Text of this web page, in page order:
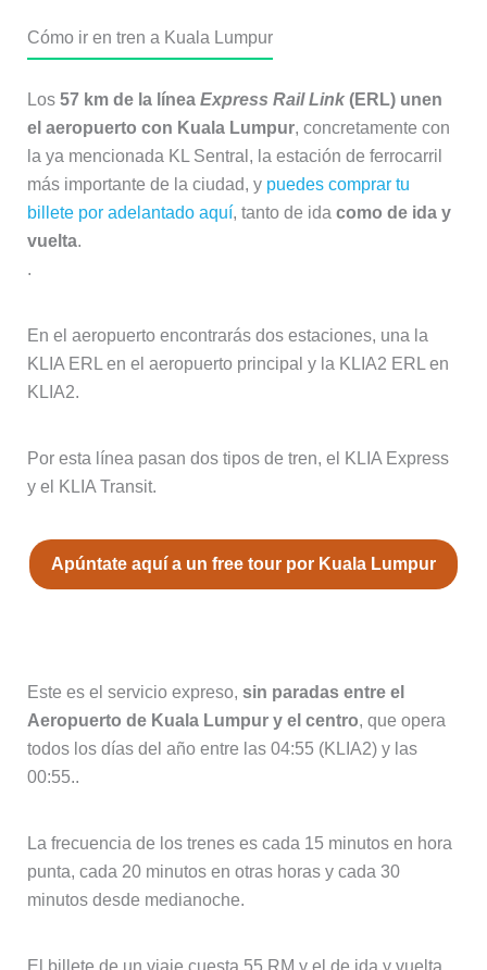
Cómo ir en tren a Kuala Lumpur
Los57 km de la líneaExpress Rail Link(ERL) unen
el aeropuerto con Kuala Lumpur, concretamente con
la ya mencionada KL Sentral, la estación de ferrocarril
más importante de la ciudad, y puedes comprar tu
billete por adelantado aquí, tanto de ida como de ida y
vuelta.
.
En el aeropuerto encontrarás dos estaciones, una la
KLIA ERL en el aeropuerto principal y la KLIA2 ERL en
KLIA2.
Por esta línea pasan dos tipos de tren, el KLIA Express
y el KLIA Transit.
Apúntate aquí a un free tour por Kuala Lumpur
Este es el servicio expreso, sin paradas entre el
Aeropuerto de Kuala Lumpur y el centro, que opera
todos los días del año entre las 04:55 (KLIA2) y las
00:55..
La frecuencia de los trenes es cada 15 minutos en hora
punta, cada 20 minutos en otras horas y cada 30
minutos desde medianoche.
El billete de un viaje cuesta 55 RM y el de ida y vuelta